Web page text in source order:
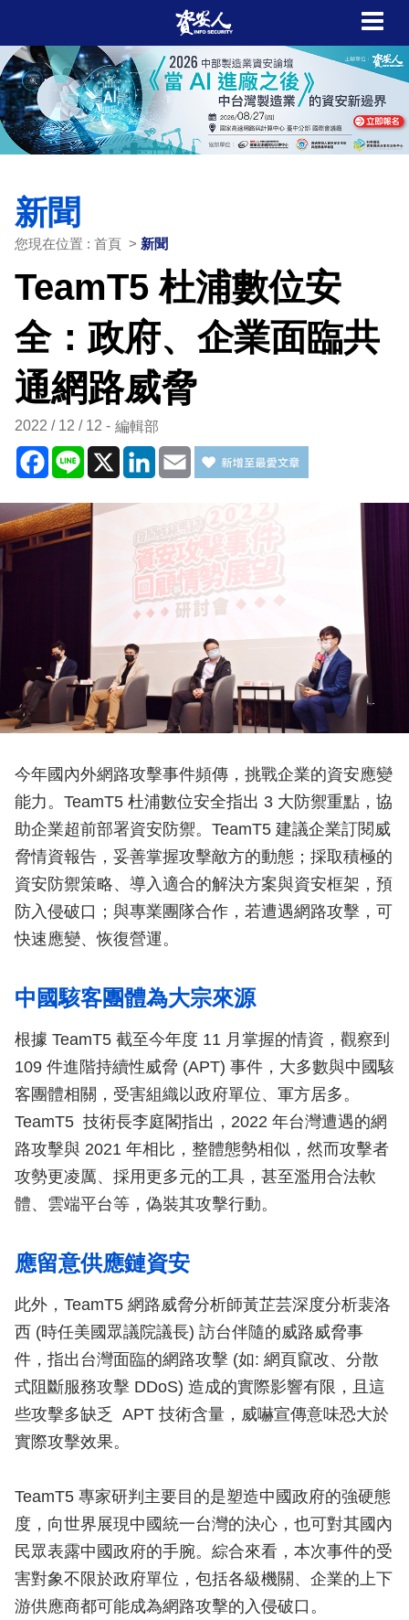
新聞
您現在位置 : 首頁 > 新聞
TeamT5 杜浦數位安
全：政府、企業面臨共
通網路威脅
2022 / 12 / 12 編輯部
Facebook
Line X LinkedIn
Email
今年國內外網路攻擊事件頻傳，挑戰企業的資安應變
能力。TeamT5 杜浦數位安全指出 3 大防禦重點，協
助企業超前部署資安防禦。TeamT5 建議企業訂閱威
脅情資報告，妥善掌握攻擊敵方的動態；採取積極的
資安防禦策略、導入適合的解決方案與資安框架，預
防入侵破口；與專業團隊合作，若遭遇網路攻擊，可
快速應變、恢復營運。
中國駭客團體為大宗來源
根據 TeamT5 截至今年度 11 月掌握的情資，觀察到
109 件進階持續性威脅 (APT) 事件，大多數與中國駭
客團體相關，受害組織以政府單位、軍方居多。
TeamT5 技術長李庭閣指出，2022 年台灣遭遇的網
路攻擊與 2021 年相比，整體態勢相似，然而攻擊者
攻勢更凌厲、採用更多元的工具，甚至濫用合法軟
體、雲端平台等，偽裝其攻擊行動。
應留意供應鏈資安
此外，TeamT5 網路威脅分析師黃芷芸深度分析裴洛
西 (時任美國眾議院議長) 訪台伴隨的威路威脅事
件，指出台灣面臨的網路攻擊 (如: 網頁竄改、分散
式阻斷服務攻擊 DDoS) 造成的實際影響有限，且這
些攻擊多缺乏 APT 技術含量，威嚇宣傳意味恐大於
實際攻擊效果。
TeamT5 專家研判主要目的是塑造中國政府的強硬態
度，向世界展現中國統一台灣的決心，也可對其國內
民眾表露中國政府的手腕。綜合來看，本次事件的受
害對象不限於政府單位，包括各級機關、企業的上下
游供應商都可能成為網路攻擊的入侵破口。